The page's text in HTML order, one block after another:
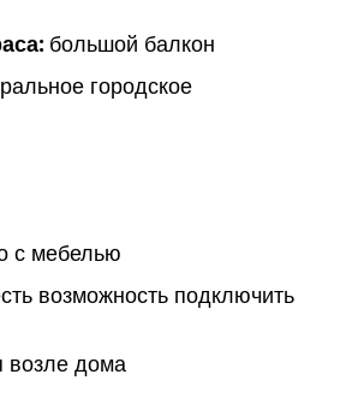
большой балкон
городское
с мебелью
возможность подключить
возле дома